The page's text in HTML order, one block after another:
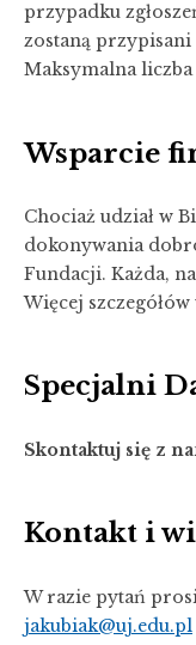
przypadku
zostaną
Maksymalna
Wsparcie
Chociaż udział w
dokonywania
Fundacji. Każda,
Więcej
Specjalni
Skontaktuj się z
Kontakt i
W razie pytań
jakubiak@uj.edu.pl